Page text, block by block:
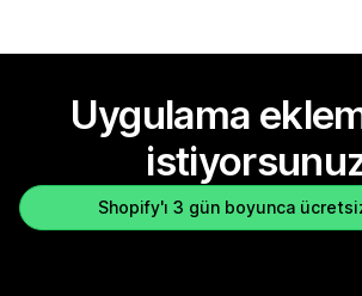
Uygulama
Shopify'ı 3 gün boyunca